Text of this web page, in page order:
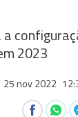
2023
25 nov 2022